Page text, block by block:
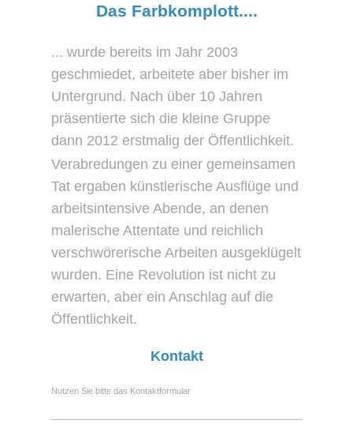
Das Farbkomplott....
... wurde bereits im Jahr 2003
geschmiedet, arbeitete aber bisher im
Untergrund. Nach über 10 Jahren
präsentierte sich die kleine Gruppe
dann 2012 erstmalig der Öffentlichkeit.
Verabredungen zu einer gemeinsamen
Tat ergaben künstlerische Ausflüge und
arbeitsintensive Abende, an denen
malerische Attentate und reichlich
verschwörerische Arbeiten ausgeklügelt
wurden. Eine Revolution ist nicht zu
erwarten, aber ein Anschlag auf die
Öffentlichkeit.
Kontakt
Nutzen Sie bitte das Kontaktformular